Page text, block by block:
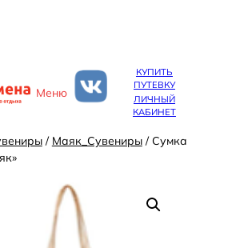
Меню
КУПИТЬ
ПУТЕВКУ
ЛИЧНЫЙ
КАБИНЕТ
/ Маяк_Сувениры/ Сумка